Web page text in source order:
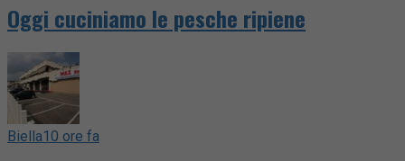
Oggi cuciniamo le pesche ripiene
Biella10 ore fa